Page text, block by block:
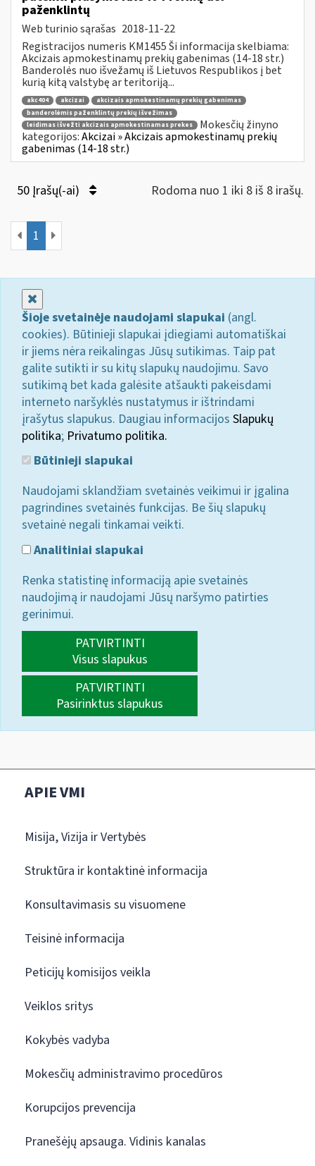
paženklintų
Web turinio sąrašas 2018-11-22
Registracijos numeris KM1455 Ši informacija skelbiama:
Akcizais apmokestinamų prekių gabenimas (14-18 str.)
Banderolės nuo išvežamų iš Lietuvos Respublikos į bet
kurią kitą valstybę ar teritoriją...
akc404 akcizai
akcizais apmokestinamų prekių gabenimas
banderolėmis paženklintų prekių išvežimas
leidimas išvežti akcizais apmokestinamas prekes
Mokesčių žinyno
kategorijos:Akcizai » Akcizais apmokestinamų prekių
gabenimas (14-18 str.)
50 Įrašų(-ai) Rodoma nuo 1 iki 8 iš 8 irašų.
1
Šioje svetainėje naudojami slapukai (angl.
cookies). Būtinieji slapukai įdiegiami automatiškai
ir jiems nėra reikalingas Jūsų sutikimas. Taip pat
galite sutikti ir su kitų slapukų naudojimu. Savo
sutikimą bet kada galėsite atšaukti pakeisdami
interneto naršyklės nustatymus ir ištrindami
įrašytus slapukus. Daugiau informacijos Slapukų
politika; Privatumo politika.
Būtinieji slapukai
Naudojami sklandžiam svetainės veikimui ir įgalina
pagrindines svetainės funkcijas. Be šių slapukų
svetainė negali tinkamai veikti.
Analitiniai slapukai
Renka statistinę informaciją apie svetainės
naudojimą ir naudojami Jūsų naršymo patirties
gerinimui.
PATVIRTINTI
Visus slapukus
PATVIRTINTI
Pasirinktus slapukus
APIE VMI
Misija, Vizija ir Vertybės
Struktūra ir kontaktinė informacija
Konsultavimasis su visuomene
Teisinė informacija
Peticijų komisijos veikla
Veiklos sritys
Kokybės vadyba
Mokesčių administravimo procedūros
Korupcijos prevencija
Pranešėjų apsauga. Vidinis kanalas